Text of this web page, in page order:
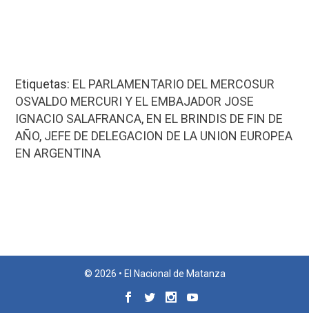
Etiquetas: EL PARLAMENTARIO DEL MERCOSUR
OSVALDO MERCURI Y EL EMBAJADOR JOSE
IGNACIO SALAFRANCA, EN EL BRINDIS DE FIN DE
AÑO, JEFE DE DELEGACION DE LA UNION EUROPEA
EN ARGENTINA
© 2026 • El Nacional de Matanza